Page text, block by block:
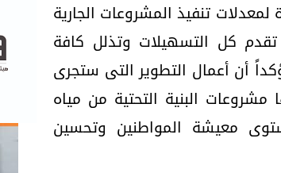
لمعدلات تنفيذ المشروعات الجارية
كل التسهيلات وتذلل كافة
أن أعمال التطوير التى ستجرى
البنية التحتية من مياه
معيشة المواطنين وتحسين